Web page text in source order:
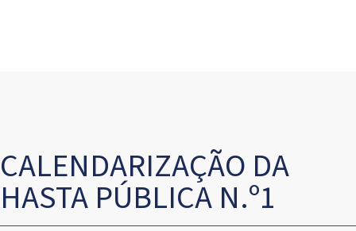
CALENDARIZAÇÃO DA
HASTA PÚBLICA N.º1